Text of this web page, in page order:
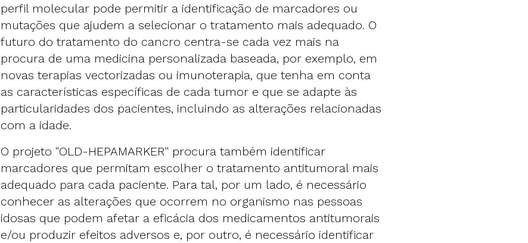
perfil molecular pode permitir a identificação de marcadores ou
mutações que ajudem a selecionar o tratamento mais adequado. O
futuro do tratamento do cancro centra-se cada vez mais na
procura de uma medicina personalizada baseada, por exemplo, em
novas terapias vectorizadas ou imunoterapia, que tenha em conta
as características específicas de cada tumor e que se adapte às
particularidades dos pacientes, incluindo as alterações relacionadas
com a idade.
O projeto "OLD-HEPAMARKER" procura também identificar
marcadores que permitam escolher o tratamento antitumoral mais
adequado para cada paciente. Para tal, por um lado, é necessário
conhecer as alterações que ocorrem no organismo nas pessoas
idosas que podem afetar a eficácia dos medicamentos antitumorais
e/ou produzir efeitos adversos e, por outro, é necessário identificar